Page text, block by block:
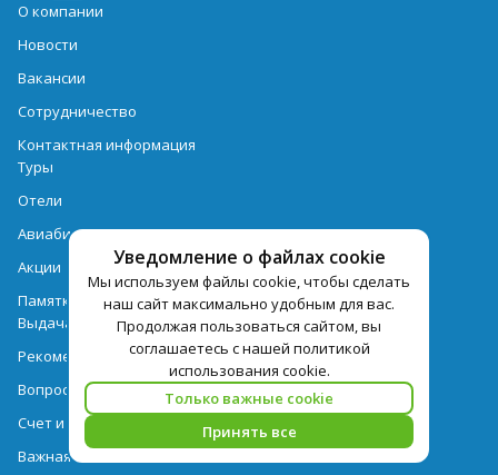
Уведомление о файлах cookie
Мы используем файлы cookie, чтобы сделать
наш сайт максимально удобным для вас.
Продолжая пользоваться сайтом, вы
соглашаетесь с нашей политикой
использования cookie.
Только важные cookie
Принять все
О компании
Новости
Вакансии
Сотрудничество
Контактная информация
Туры
Отели
Авиабилеты
Акции
Памятка для туристов
Выдача документов
Рекомендации
Вопрос-ответ
Счет и оплата
Важная информация по турпродукту